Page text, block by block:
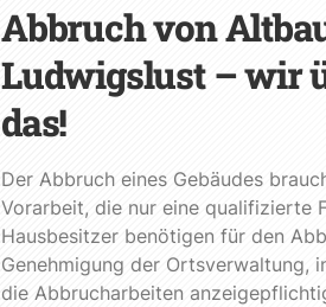
Abbruch von
Ludwigslust – wir
das!
Der Abbruch eines Gebäudes
Vorarbeit, die nur eine qualifizierte
Hausbesitzer benötigen für den
Genehmigung der Ortsverwaltung,
die Abbrucharbeiten